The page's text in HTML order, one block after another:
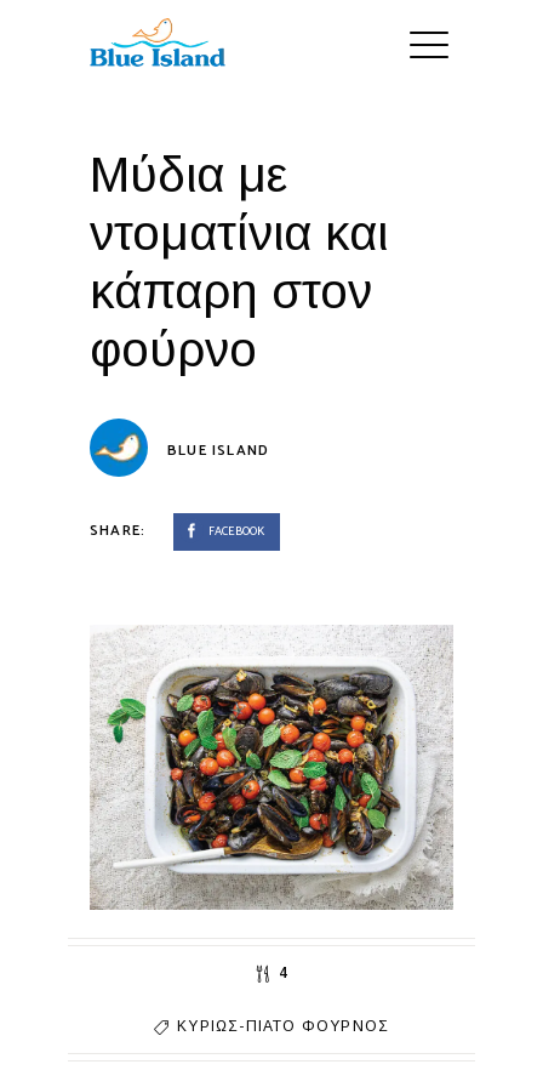
Μύδια με
ντοματίνια και
κάπαρη στον
φούρνο
BLUE ISLAND
SHARE: FACEBOOK
4
ΚΥΡΊΩΣ-ΠΙΆΤΟ ΦΟΎΡΝΟΣ